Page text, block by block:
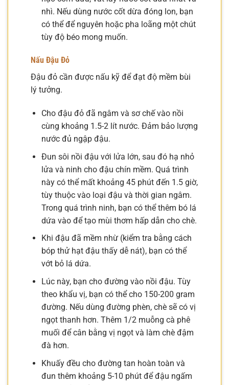
nhì. Nếu dùng nước cốt dừa đóng lon, bạn
có thể để nguyên hoặc pha loãng một chút
tùy độ béo mong muốn.
Nấu Đậu Đỏ
Đậu đỏ cần được nấu kỹ để đạt độ mềm bùi
lý tưởng.
Cho đậu đỏ đã ngâm và sơ chế vào nồi
cùng khoảng 1.5-2 lít nước. Đảm bảo lượng
nước đủ ngập đậu.
Đun sôi nồi đậu với lửa lớn, sau đó hạ nhỏ
lửa và ninh cho đậu chín mềm. Quá trình
này có thể mất khoảng 45 phút đến 1.5 giờ,
tùy thuộc vào loại đậu và thời gian ngâm.
Trong quá trình ninh, bạn có thể thêm bó lá
dứa vào để tạo mùi thơm hấp dẫn cho chè.
Khi đậu đã mềm nhừ (kiểm tra bằng cách
bóp thử hạt đậu thấy dễ nát), bạn có thể
vớt bỏ lá dứa.
Lúc này, bạn cho đường vào nồi đậu. Tùy
theo khẩu vị, bạn có thể cho 150-200 gram
đường. Nếu dùng đường phèn, chè sẽ có vị
ngọt thanh hơn. Thêm 1/2 muỗng cà phê
muối để cân bằng vị ngọt và làm chè đậm
đà hơn.
Khuấy đều cho đường tan hoàn toàn và
đun thêm khoảng 5-10 phút để đậu ngấm